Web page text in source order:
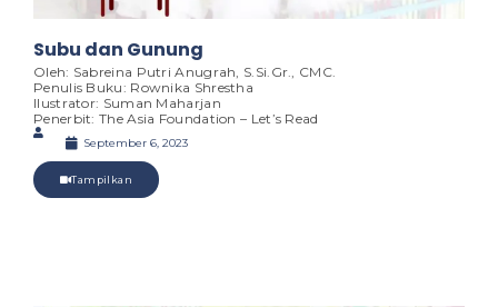
Subu dan Gunung
Oleh: Sabreina Putri Anugrah, S.Si.Gr., CMC.
Penulis Buku: Rownika Shrestha
Ilustrator: Suman Maharjan
Penerbit: The Asia Foundation – Let’s Read
September 6, 2023
Tampilkan